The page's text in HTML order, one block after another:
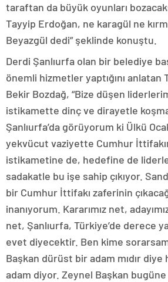
taraftan da büyük oyunları
Tayyip Erdoğan, ne karagül ne
Beyazgül dedi” şeklinde konuştu.
Derdi Şanlıurfa olan bir belediye
önemli hizmetler yaptığını anlatan
Bekir Bozdağ, “Bize düşen
istikamette dinç ve dirayetle
Şanlıurfa’da görüyorum ki Ülkü
yekvücut vaziyette Cumhur
istikametine de, hedefine de
sadakatle bu işe sahip çıkıyor.
bir Cumhur İttifakı zaferinin
inanıyorum. Kararımız net,
net, Şanlıurfa, Türkiye’de derece
evet diyecektir. Ben kime
Başkan dürüst bir adam mıdır
adam diyor. Zeynel Başkan